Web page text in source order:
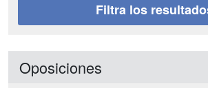
Filtra los
Oposiciones